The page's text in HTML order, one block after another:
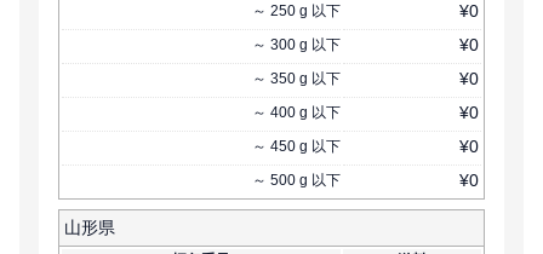
～ 250 g 以下 ¥0
～ 300 g 以下 ¥0
～ 350 g 以下 ¥0
～ 400 g 以下 ¥0
～ 450 g 以下 ¥0
～ 500 g 以下 ¥0
山形県